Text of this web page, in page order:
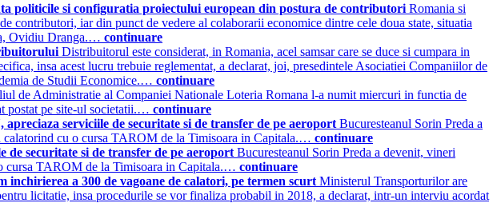
politicile si configuratia proiectului european din postura de contributori Romania si
contributori, iar din punct de vedere al colaborarii economice dintre cele doua state, situatia
Ovidiu Dranga.… continuare
Distribuitorul este considerat, in Romania, acel samsar care se duce si cumpara in
insa acest lucru trebuie reglementat, a declarat, joi, presedintele Asociatiei Companiilor de
de Studii Economice.… continuare
de Administratie al Companiei Nationale Loteria Romana l-a numit miercuri in functia de
postat pe site-ul societatii.… continuare
serviciile de securitate si de transfer de pe aeroport Bucuresteanul Sorin Preda a
calatorind cu o cursa TAROM de la Timisoara in Capitala.… continuare
securitate si de transfer de pe aeroport Bucuresteanul Sorin Preda a devenit, vineri
cursa TAROM de la Timisoara in Capitala.… continuare
a 300 de vagoane de calatori, pe termen scurt Ministerul Transporturilor are
licitatie, insa procedurile se vor finaliza probabil in 2018, a declarat, intr-un interviu acordat